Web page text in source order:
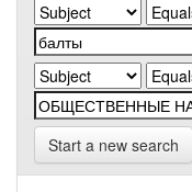
Start a new search